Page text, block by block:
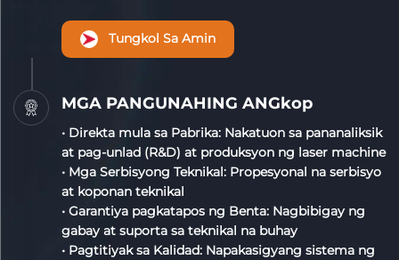
Tungkol Sa Amin
MGA PANGUNAHING ANGkop
• Direkta mula sa Pabrika: Nakatuon sa pananaliksik
at pag-unlad (R&D) at produksyon ng laser machine
• Mga Serbisyong Teknikal: Propesyonal na serbisyo
at koponan teknikal
• Garantiya pagkatapos ng Benta: Nagbibigay ng
gabay at suporta sa teknikal na buhay
• Pagtitiyak sa Kalidad: Napakasigyang sistema ng